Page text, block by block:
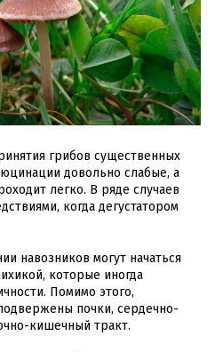
грибов существенных
довольно слабые, а
легко. В ряде случаев
когда дегустатором
навозников могут начаться
которые иногда
Помимо этого,
почки, сердечно-
кишечный тракт.